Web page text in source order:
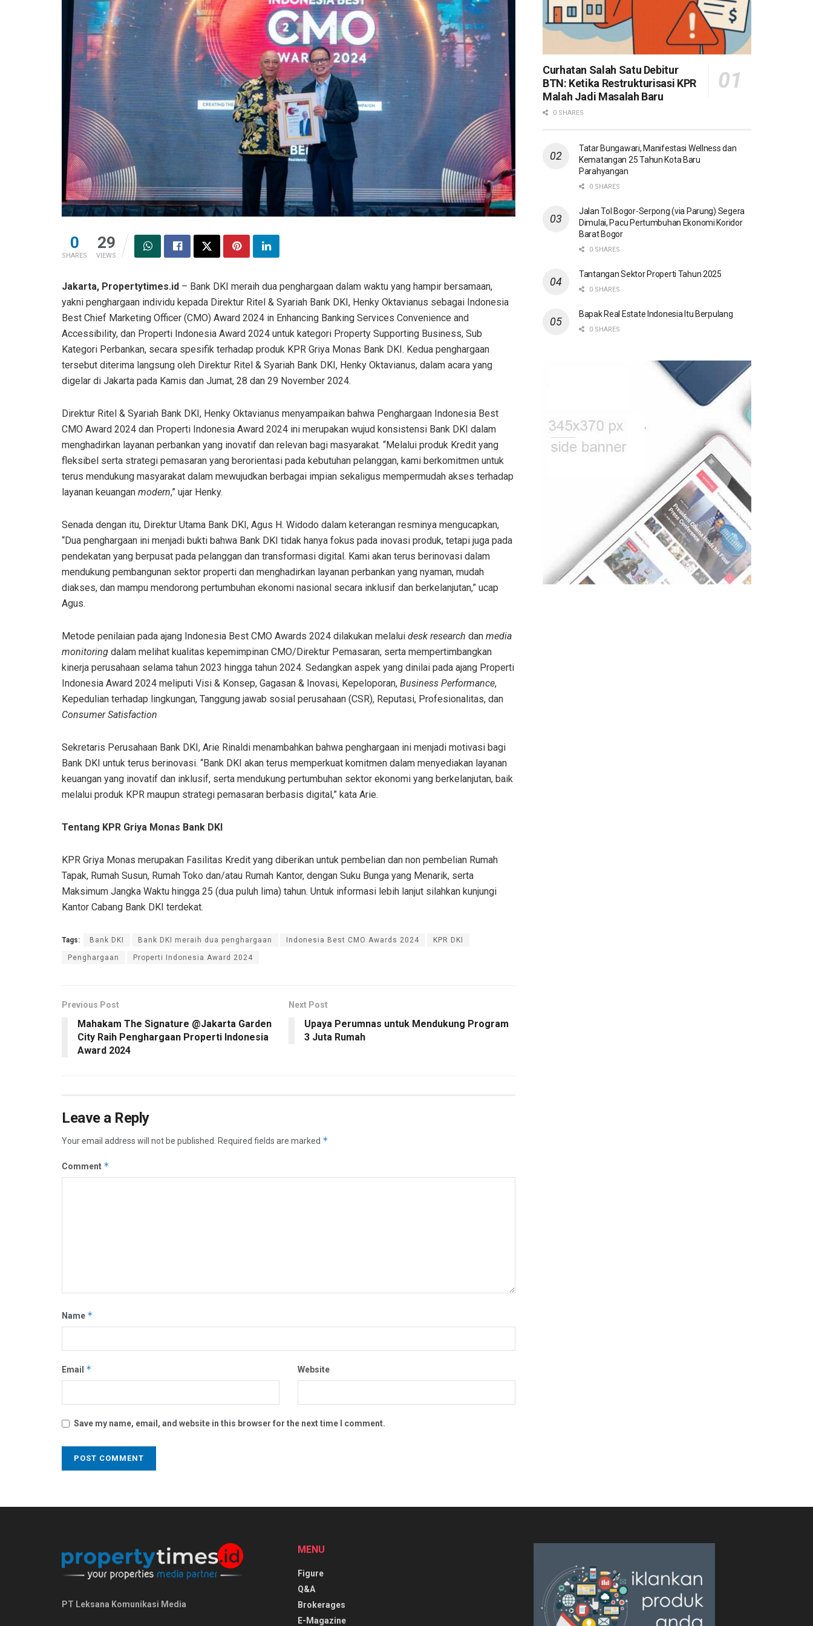
0
SHARES
29
VIEWS
Jakarta, Propertytimes.id – Bank DKI meraih dua penghargaan dalam waktu yang hampir bersamaan,
yakni penghargaan individu kepada Direktur Ritel & Syariah Bank DKI, Henky Oktavianus sebagai Indonesia
Best Chief Marketing Officer (CMO) Award 2024 in Enhancing Banking Services Convenience and
Accessibility, dan Properti Indonesia Award 2024 untuk kategori Property Supporting Business, Sub
Kategori Perbankan, secara spesifik terhadap produk KPR Griya Monas Bank DKI. Kedua penghargaan
tersebut diterima langsung oleh Direktur Ritel & Syariah Bank DKI, Henky Oktavianus, dalam acara yang
digelar di Jakarta pada Kamis dan Jumat, 28 dan 29 November 2024.
Direktur Ritel & Syariah Bank DKI, Henky Oktavianus menyampaikan bahwa Penghargaan Indonesia Best
CMO Award 2024 dan Properti Indonesia Award 2024 ini merupakan wujud konsistensi Bank DKI dalam
menghadirkan layanan perbankan yang inovatif dan relevan bagi masyarakat. “Melalui produk Kredit yang
fleksibel serta strategi pemasaran yang berorientasi pada kebutuhan pelanggan, kami berkomitmen untuk
terus mendukung masyarakat dalam mewujudkan berbagai impian sekaligus mempermudah akses terhadap
layanan keuangan modern,” ujar Henky.
Senada dengan itu, Direktur Utama Bank DKI, Agus H. Widodo dalam keterangan resminya mengucapkan,
“Dua penghargaan ini menjadi bukti bahwa Bank DKI tidak hanya fokus pada inovasi produk, tetapi juga pada
pendekatan yang berpusat pada pelanggan dan transformasi digital. Kami akan terus berinovasi dalam
mendukung pembangunan sektor properti dan menghadirkan layanan perbankan yang nyaman, mudah
diakses, dan mampu mendorong pertumbuhan ekonomi nasional secara inklusif dan berkelanjutan,” ucap
Agus.
Metode penilaian pada ajang Indonesia Best CMO Awards 2024 dilakukan melalui desk research dan media
monitoring dalam melihat kualitas kepemimpinan CMO/Direktur Pemasaran, serta mempertimbangkan
kinerja perusahaan selama tahun 2023 hingga tahun 2024. Sedangkan aspek yang dinilai pada ajang Properti
Indonesia Award 2024 meliputi Visi & Konsep, Gagasan & Inovasi, Kepeloporan, Business Performance,
Kepedulian terhadap lingkungan, Tanggung jawab sosial perusahaan (CSR), Reputasi, Profesionalitas, dan
Consumer Satisfaction
Sekretaris Perusahaan Bank DKI, Arie Rinaldi menambahkan bahwa penghargaan ini menjadi motivasi bagi
Bank DKI untuk terus berinovasi. “Bank DKI akan terus memperkuat komitmen dalam menyediakan layanan
keuangan yang inovatif dan inklusif, serta mendukung pertumbuhan sektor ekonomi yang berkelanjutan, baik
melalui produk KPR maupun strategi pemasaran berbasis digital,” kata Arie.
Tentang KPR Griya Monas Bank DKI
KPR Griya Monas merupakan Fasilitas Kredit yang diberikan untuk pembelian dan non pembelian Rumah
Tapak, Rumah Susun, Rumah Toko dan/atau Rumah Kantor, dengan Suku Bunga yang Menarik, serta
Maksimum Jangka Waktu hingga 25 (dua puluh lima) tahun. Untuk informasi lebih lanjut silahkan kunjungi
Kantor Cabang Bank DKI terdekat.
Tags: Bank DKI Bank DKI meraih dua penghargaan Indonesia Best CMO Awards 2024 KPR DKI
Penghargaan Properti Indonesia Award 2024
Previous Post
Mahakam The Signature @Jakarta Garden
City Raih Penghargaan Properti Indonesia
Award 2024
Next Post
Upaya Perumnas untuk Mendukung Program
3 Juta Rumah
Leave a Reply
Your email address will not be published. Required fields are marked *
Comment *
Name *
Email * Website
Save my name, email, and website in this browser for the next time I comment.
Curhatan Salah Satu Debitur
BTN: Ketika Restrukturisasi KPR
Malah Jadi Masalah Baru
0 SHARES
Tatar Bungawari, Manifestasi Wellness dan
Kematangan 25 Tahun Kota Baru
Parahyangan
0 SHARES
Jalan Tol Bogor-Serpong (via Parung) Segera
Dimulai, Pacu Pertumbuhan Ekonomi Koridor
Barat Bogor
0 SHARES
Tantangan Sektor Properti Tahun 2025
0 SHARES
Bapak Real Estate Indonesia Itu Berpulang
0 SHARES
PT Leksana Komunikasi Media
MENU
Figure
Q&A
Brokerages
E-Magazine